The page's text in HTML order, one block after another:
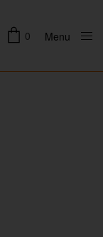
0 Menu